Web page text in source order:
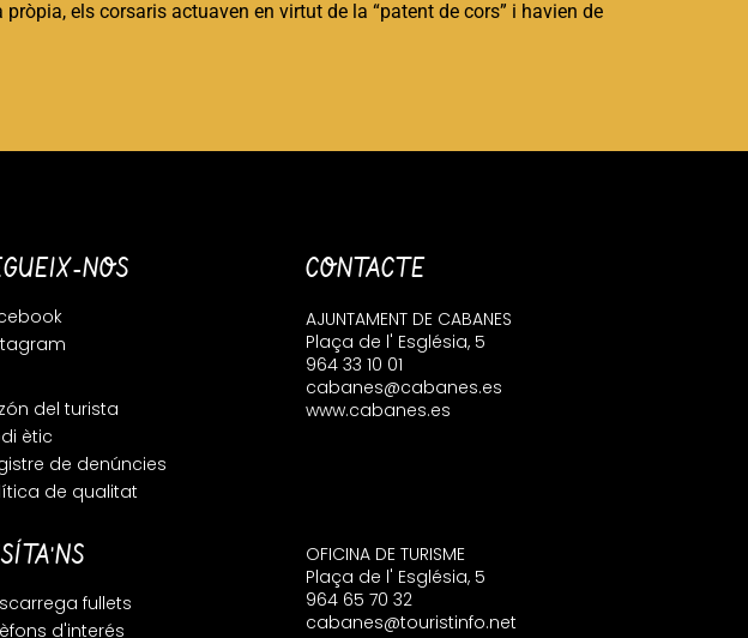
els corsaris actuaven en virtut de la “patent de cors” i havien de
NOS
del turista
ètic
de denúncies
de qualitat
CONTACTE
AJUNTAMENT DE CABANES
Plaça de l' Església, 5
964 33 10 01
cabanes@cabanes.es
www.cabanes.es
fullets
d'interés
OFICINA DE TURISME
Plaça de l' Església, 5
964 65 70 32
cabanes@touristinfo.net